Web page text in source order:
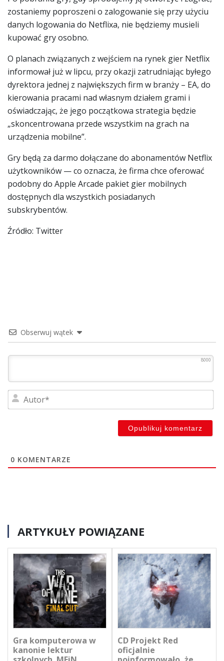
zostaniemy poproszeni o zalogowanie się przy użyciu
danych logowania do Netflixa, nie będziemy musieli
kupować gry osobno.
O planach związanych z wejściem na rynek gier Netflix
informował już w lipcu, przy okazji zatrudniając byłego
dyrektora jednej z największych firm w branży – EA, do
kierowania pracami nad własnym działem grami i
oświadczając, że jego początkowa strategia będzie
„skoncentrowana przede wszystkim na grach na
urządzenia mobilne”.
Gry będą za darmo dołączane do abonamentów Netflix
użytkowników — co oznacza, że ​​firma chce oferować
podobny do Apple Arcade pakiet gier mobilnych
dostępnych dla wszystkich posiadanych
subskrybentów.
Źródło: Twitter
Obserwuj wątek
8000
0 KOMENTARZE
ARTYKUŁY POWIĄZANE
Gra komputerowa w
kanonie lektur
CD Projekt Red
oficjalnie